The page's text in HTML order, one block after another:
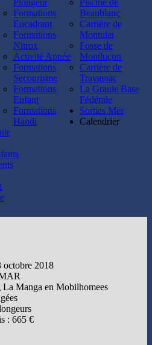
Plongeur
Formations
Encadrant
Formations
Nitrox
Activité Apnée
Formations
Secourisme
Formations
Enfant
Formations
Handi
Piscine de
Beaublanc
Carrière de
Montulat
Fosse de
Montluçon
Carrière de
Travassac
La Graule Base
Fédérale
Sorties Mer
Calendrier
octobre 2018
Manga en Mobilhomees
: 10 plongées
: 665 €